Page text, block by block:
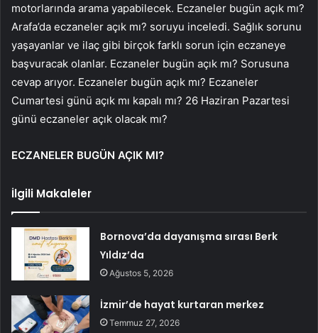
motorlarında arama yapabilecek. Eczaneler bugün açık mı?
Arafa’da eczaneler açık mı? soruyu inceledi. Sağlık sorunu
yaşayanlar ve ilaç gibi birçok farklı sorun için eczaneye
başvuracak olanlar. Eczaneler bugün açık mı? Sorusuna
cevap arıyor. Eczaneler bugün açık mı? Eczaneler
Cumartesi günü açık mı kapalı mı? 26 Haziran Pazartesi
günü eczaneler açık olacak mı?
ECZANELER BUGÜN AÇIK MI?
İlgili Makaleler
Bornova’da dayanışma sırası Berk
Yıldız’da
Ağustos 5, 2026
İzmir’de hayat kurtaran merkez
Temmuz 27, 2026